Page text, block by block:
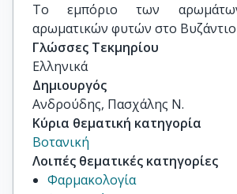
Το εμπόριο των
αρωματικών φυτών στο Βυζάντιο
Γλώσσες Τεκμηρίου
Ελληνικά
Δημιουργός
Ανδρούδης, Πασχάλης Ν.
Κύρια θεματική κατηγορία
Βοτανική
Λοιπές θεματικές κατηγορίες
Φαρμακολογία